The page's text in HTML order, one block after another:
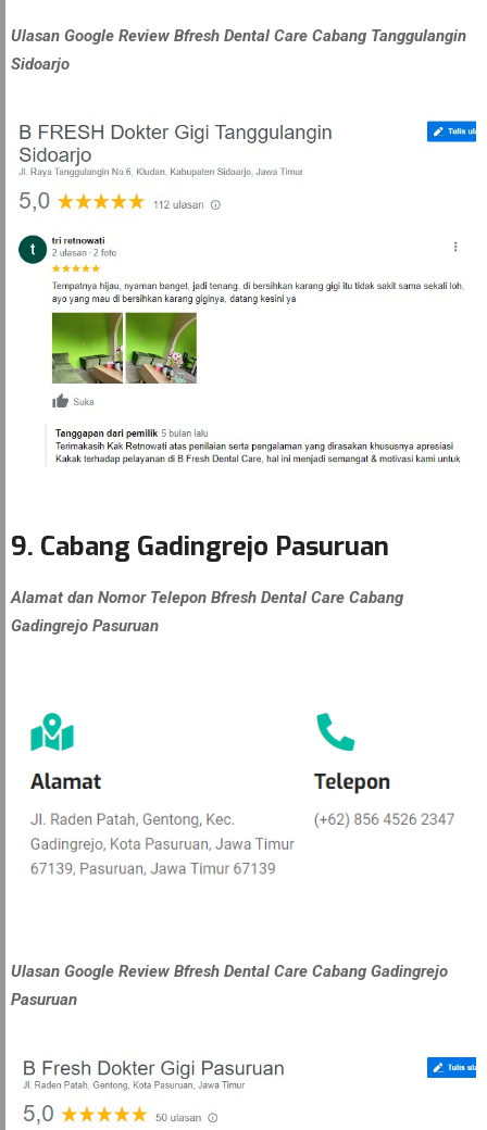
Ulasan Google Review Bfresh Dental Care Cabang Tanggulangin
Sidoarjo
9. Cabang Gadingrejo Pasuruan
Alamat dan Nomor Telepon Bfresh Dental Care Cabang
Gadingrejo Pasuruan
Ulasan Google Review Bfresh Dental Care Cabang Gadingrejo
Pasuruan